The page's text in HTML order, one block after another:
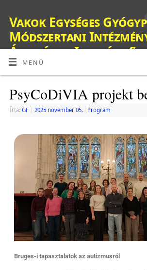
Vakok Egységes
Módszertani
Általános Iskolája,
Készségfejlesztő
Nevelés-Oktatást
Kollégiuma és
OM: 038428
MENÜ
PsyCoDiVIA projekt
Írta: GF 2025 november 05. Program
Bruges-i tapasztalatok az autizmusról